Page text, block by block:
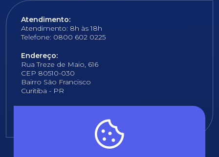
Atendimento:
Atendimento: 8h às 18h
Telefone: 0800 602 0225
Endereço:
Rua Treze de Maio, 616
CEP 80510-030
Bairro São Francisco
Curitiba - PR